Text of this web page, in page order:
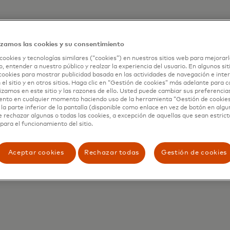
son solo indicativos e incluyen la comisión bancaria
para facturarte y puede imponer tarifas adicionales
son específicas para la fecha y hora en que tu banco
no puede aplicar la tasa de conversión de
en la fecha y hora en que se procese la
de conversión de moneda de Mastercard. Esto
Comercio o ATM. Para obtener más información
las cookies y su consentimiento
y tecnologías similares (“cookies”) en nuestros sitios web para
entender a nuestro público y realzar la experiencia del usuario. En algunos
para mostrar publicidad basada en las actividades de navegación e
el sitio y en otros sitios. Haga clic en “Gestión de cookies” más adelante para
en este sitio y las razones de ello. Usted puede cambiar sus
en cualquier momento haciendo uso de la herramienta “Gestión de
la parte inferior de la pantalla (disponible como enlace en vez de botón en
rechazar algunas o todas las cookies, a excepción de aquellas que sean
el funcionamiento del sitio.
Aceptar cookies Rechazar todas Gestión de cookies